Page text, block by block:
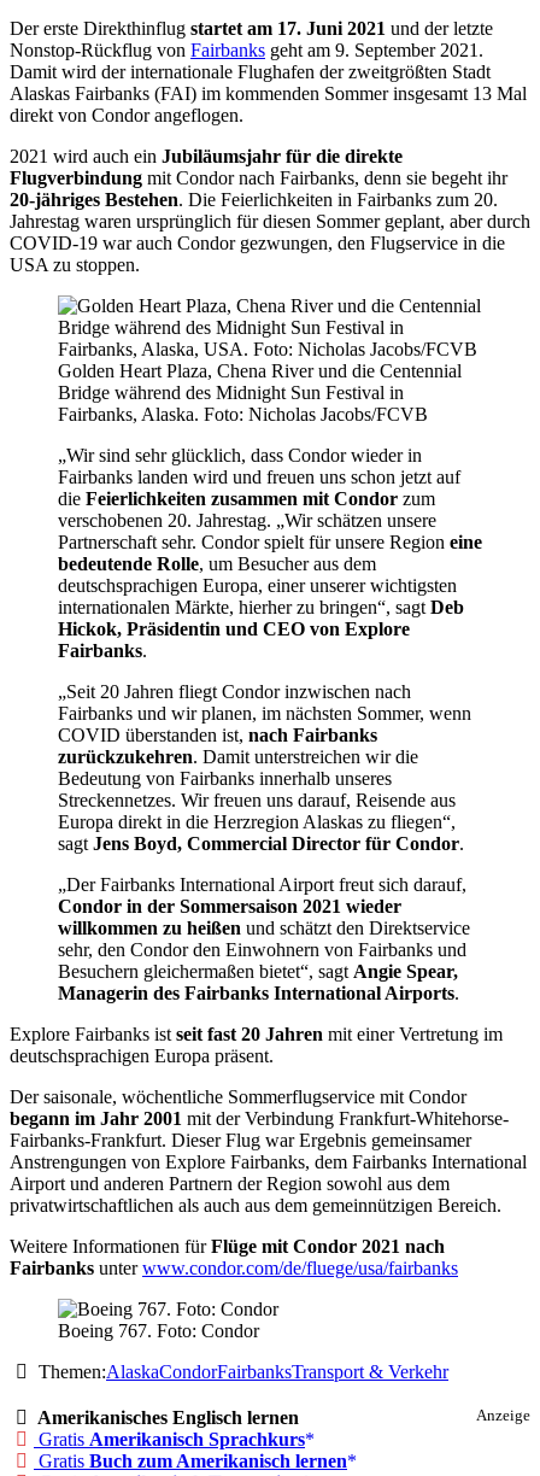
Der erste Direkthinflug startet am 17. Juni 2021 und der letzte
Nonstop-Rückflug von Fairbanks geht am 9. September 2021.
Damit wird der internationale Flughafen der zweitgrößten Stadt
Alaskas Fairbanks (FAI) im kommenden Sommer insgesamt 13 Mal
direkt von Condor angeflogen.
2021 wird auch ein Jubiläumsjahr für die direkte
Flugverbindung mit Condor nach Fairbanks, denn sie begeht ihr
20-jähriges Bestehen. Die Feierlichkeiten in Fairbanks zum 20.
Jahrestag waren ursprünglich für diesen Sommer geplant, aber durch
COVID-19 war auch Condor gezwungen, den Flugservice in die
USA zu stoppen.
Golden Heart Plaza, Chena River und die Centennial
Bridge während des Midnight Sun Festival in
Fairbanks, Alaska. Foto: Nicholas Jacobs/FCVB
„Wir sind sehr glücklich, dass Condor wieder in
Fairbanks landen wird und freuen uns schon jetzt auf
die Feierlichkeiten zusammen mit Condor zum
verschobenen 20. Jahrestag. „Wir schätzen unsere
Partnerschaft sehr. Condor spielt für unsere Region eine
bedeutende Rolle, um Besucher aus dem
deutschsprachigen Europa, einer unserer wichtigsten
internationalen Märkte, hierher zu bringen“, sagt Deb
Hickok, Präsidentin und CEO von Explore
Fairbanks.
„Seit 20 Jahren fliegt Condor inzwischen nach
Fairbanks und wir planen, im nächsten Sommer, wenn
COVID überstanden ist, nach Fairbanks
zurückzukehren. Damit unterstreichen wir die
Bedeutung von Fairbanks innerhalb unseres
Streckennetzes. Wir freuen uns darauf, Reisende aus
Europa direkt in die Herzregion Alaskas zu fliegen“,
sagt Jens Boyd, Commercial Director für Condor.
„Der Fairbanks International Airport freut sich darauf,
Condor in der Sommersaison 2021 wieder
willkommen zu heißen und schätzt den Direktservice
sehr, den Condor den Einwohnern von Fairbanks und
Besuchern gleichermaßen bietet“, sagt Angie Spear,
Managerin des Fairbanks International Airports.
Explore Fairbanks ist seit fast 20 Jahren mit einer Vertretung im
deutschsprachigen Europa präsent.
Der saisonale, wöchentliche Sommerflugservice mit Condor
begann im Jahr 2001 mit der Verbindung Frankfurt-Whitehorse-
Fairbanks-Frankfurt. Dieser Flug war Ergebnis gemeinsamer
Anstrengungen von Explore Fairbanks, dem Fairbanks International
Airport und anderen Partnern der Region sowohl aus dem
privatwirtschaftlichen als auch aus dem gemeinnützigen Bereich.
Weitere Informationen fürFlüge mit Condor 2021 nach
Fairbanks unterwww.condor.com/de/fluege/usa/fairbanks
Boeing 767. Foto: Condor
Themen:AlaskaCondorFairbanksTransport & Verkehr
Anzeige
Amerikanisches Englisch lernen
Gratis Amerikanisch Sprachkurs
Gratis Buch zum Amerikanisch lernen